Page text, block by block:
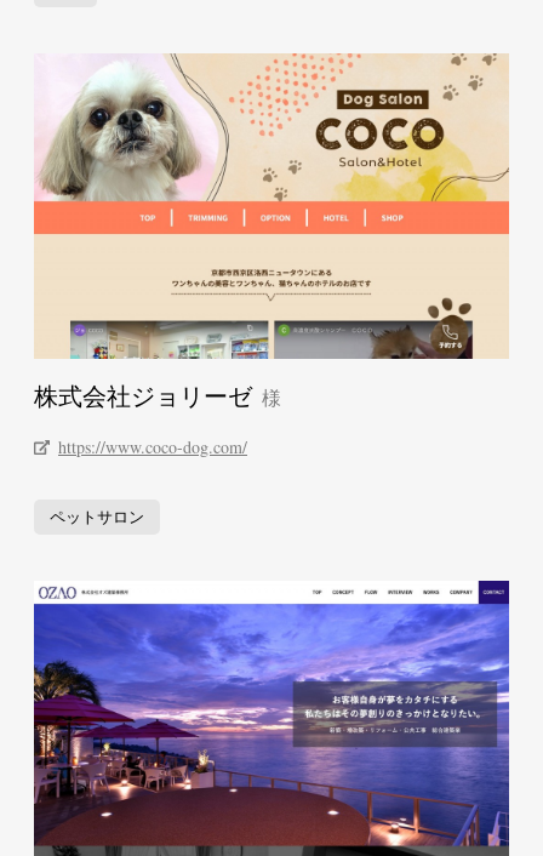
株式会社ジョリーゼ
https://www.coco-dog.com/
ペットサロン